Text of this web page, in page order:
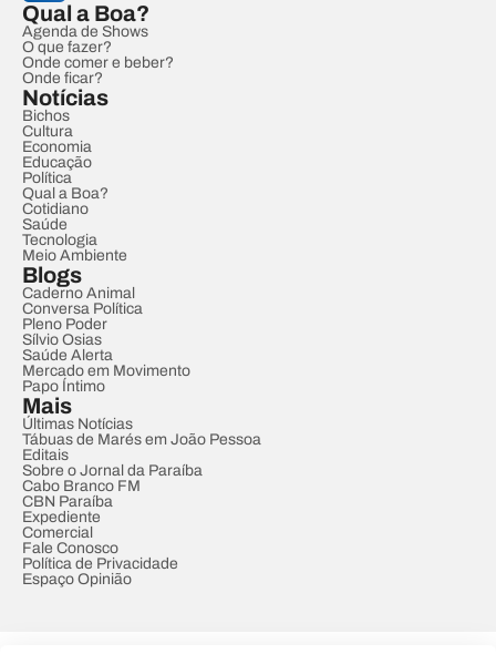
Qual a Boa?
Agenda de Shows
O que fazer?
Onde comer e beber?
Onde ficar?
Notícias
Bichos
Cultura
Economia
Educação
Política
Qual a Boa?
Cotidiano
Saúde
Tecnologia
Meio Ambiente
Blogs
Caderno Animal
Conversa Política
Pleno Poder
Sílvio Osias
Saúde Alerta
Mercado em Movimento
Papo Íntimo
Mais
Últimas Notícias
Tábuas de Marés em João Pessoa
Editais
Sobre o Jornal da Paraíba
Cabo Branco FM
CBN Paraíba
Expediente
Comercial
Fale Conosco
Política de Privacidade
Espaço Opinião